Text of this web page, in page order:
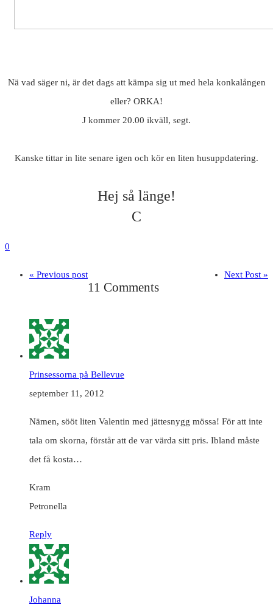
Nä vad säger ni, är det dags att kämpa sig ut med hela konkalången
eller? ORKA!
J kommer 20.00 ikväll, segt.
Kanske tittar in lite senare igen och kör en liten husuppdatering.
Hej så länge!
C
0
« Previous post Next Post »
11 Comments
Prinsessorna på Bellevue
september 11, 2012
Nämen, sööt liten Valentin med jättesnygg mössa! För att inte
tala om skorna, förstår att de var värda sitt pris. Ibland måste
det få kosta…
Kram
Petronella
Reply
Johanna